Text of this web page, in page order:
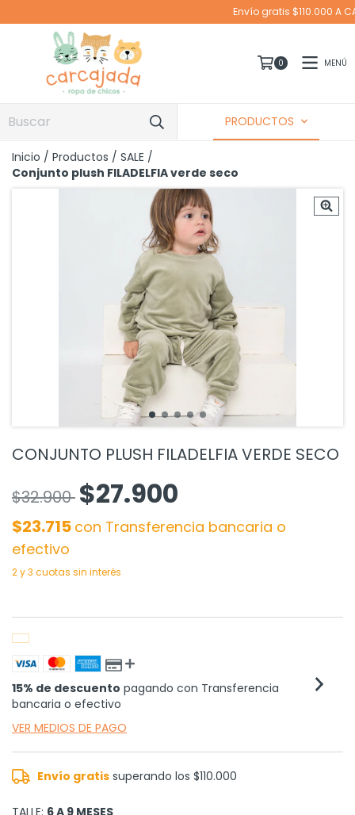
Envío gratis $110.000 A CABA EN MOTO Y SUCURSAL
0 MENÚ
PRODUCTOS
Inicio / Productos / SALE /
Conjunto plush FILADELFIA verde seco
CONJUNTO PLUSH FILADELFIA VERDE SECO
$32.900 $27.900
$23.715 con Transferencia bancaria o
efectivo
15% de descuento pagando con Transferencia
bancaria o efectivo
VER MEDIOS DE PAGO
Envío gratis superando los$110.000